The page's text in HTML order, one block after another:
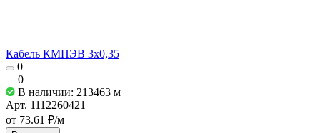
Кабель КМПЭВ 3х0,35
0
0
В наличии: 213463 м
Арт. 1112260421
от 73.61 ₽/м